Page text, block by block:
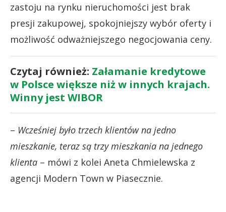
zastoju na rynku nieruchomości jest brak
presji zakupowej, spokojniejszy wybór oferty i
możliwość odważniejszego negocjowania ceny.
Czytaj również: Załamanie kredytowe
w Polsce większe niż w innych krajach.
Winny jest WIBOR
– Wcześniej było trzech klientów na jedno
mieszkanie, teraz są trzy mieszkania na jednego
klienta – mówi z kolei Aneta Chmielewska z
agencji Modern Town w Piasecznie.